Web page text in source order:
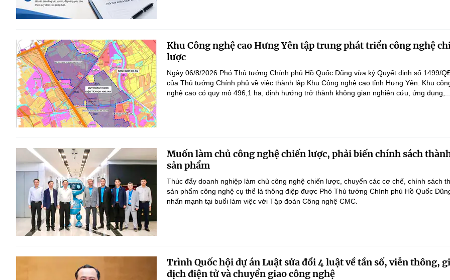
Khu Công nghệ cao Hưng Yên tập trung phát triển công nghệ
lược
Ngày 06/8/2026 Phó Thủ tướng Chính phủ Hồ Quốc Dũng vừa ký Quyết định số 1499/
của Thủ tướng Chính phủ về việc thành lập Khu Công nghệ cao tỉnh Hưng Yên. Khu
nghệ cao có quy mô 496,1 ha, định hướng trở thành không gian nghiên cứu, ứng dụng,...
Muốn làm chủ công nghệ chiến lược, phải biến chính sách
sản phẩm
Thúc đẩy doanh nghiệp làm chủ công nghệ chiến lược, chuyển các cơ chế, chính sách
sản phẩm công nghệ cụ thể là thông điệp được Phó Thủ tướng Chính phủ Hồ Quốc
nhấn mạnh tại buổi làm việc với Tập đoàn Công nghệ CMC.
Trình Quốc hội dự án Luật sửa đổi 4 luật về tần số, viễn thông,
dịch điện tử và chuyển giao công nghệ